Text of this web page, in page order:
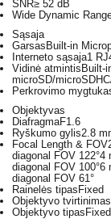
SNR≥ 52 dB
Wide Dynamic
Sąsaja
Garsas Built-in
Interneto sąsaja1
Vidinė atmintis Built-
microSD/
Perkrovimo
Objektyvas
DiafragmaF1.6
Ryškumo gylis2.8
Focal Length & FOV
diagonal FOV 122°4
diagonal FOV 100°6
diagonal FOV 61°
Rainelės tipas Fixed
Objektyvo tvirtinimas
Objektyvo tipas